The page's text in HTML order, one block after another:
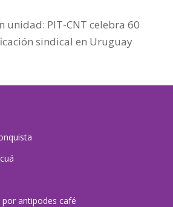
unidad: PIT-CNT celebra 60
sindical en Uruguay
antipodes café